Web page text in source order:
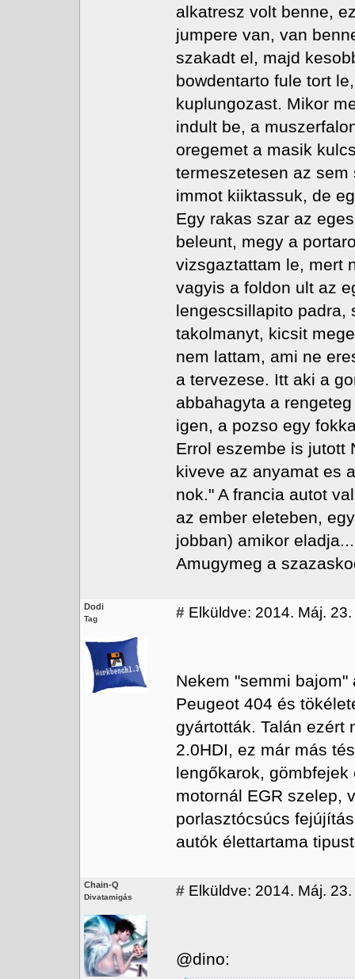
alkatresz volt benne,
jumpere van, van
szakadt el, majd
bowdentarto fule tort
kuplungozast. Mikor
indult be, a
oregemet a masik
termeszetesen az
immot kiiktassuk, de
Egy rakas szar az
beleunt, megy a
vizsgaztattam le, mert
vagyis a foldon ult az
lengescsillapito padra,
takolmanyt, kicsit
nem lattam, ami ne
a tervezese. Itt aki a
abbahagyta a
igen, a pozso egy
Errol eszembe is jutott
kiveve az anyamat es
nok." A francia autot
az ember eleteben,
jobban) amikor eladja...
Amugymeg a
Dodi
Tag # Elküldve: 2014. Máj.
Nekem "semmi
Peugeot 404 és
gyártották. Talán ezért
2.0HDI, ez már más
lengőkarok,
motornál EGR szelep,
porlasztócsúcs
autók élettartama
Chain-Q
Divatamigás # Elküldve: 2014. Máj.
@dino: